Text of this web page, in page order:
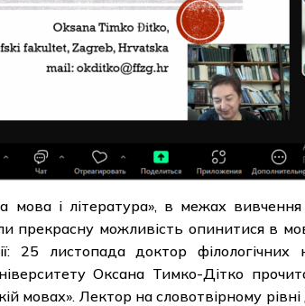
мова і література», в межах
прекрасну можливість опинитися в
25 листопада доктор
Оксана Тимко-Дітко
мовах». Лектор на словотвірному